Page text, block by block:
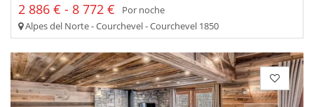
2 886 € - 8 772 €
Por noche
Alpes del Norte - Courchevel - Courchevel 1850